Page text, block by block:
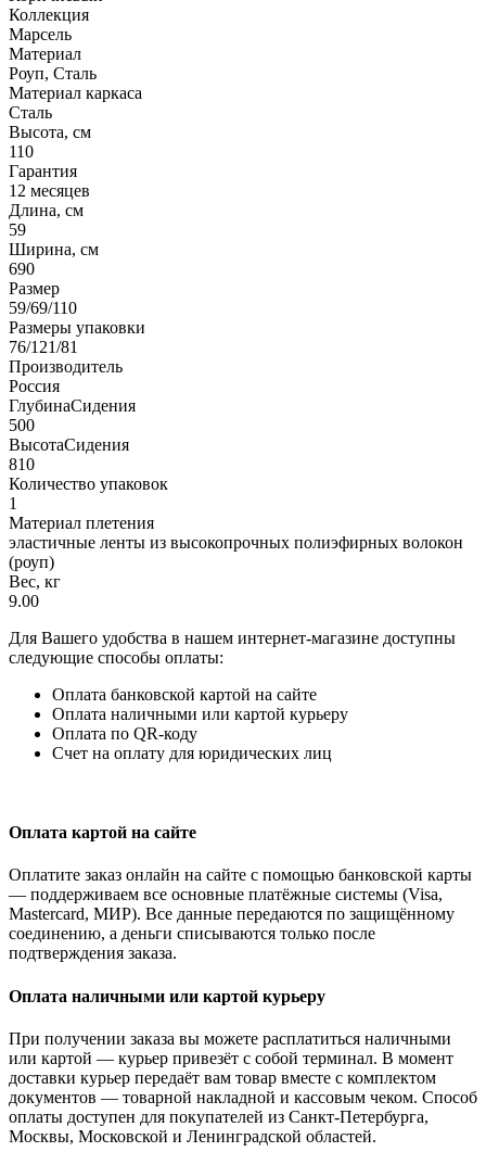
Коллекция
Марсель
Материал
Роуп, Сталь
Материал каркаса
Сталь
Высота, см
110
Гарантия
12 месяцев
Длина, см
59
Ширина, см
690
Размер
59/69/110
Размеры упаковки
76/121/81
Производитель
Россия
ГлубинаСидения
500
ВысотаСидения
810
Количество упаковок
1
Материал плетения
эластичные ленты из высокопрочных полиэфирных волокон
(роуп)
Вес, кг
9.00
Для Вашего удобства в нашем интернет-магазине доступны
следующие способы оплаты:
Оплата банковской картой на сайте
Оплата наличными или картой курьеру
Оплата по QR-коду
Счет на оплату для юридических лиц
Оплата картой на сайте
Оплатите заказ онлайн на сайте с помощью банковской карты
— поддерживаем все основные платёжные системы (Visa,
Mastercard, МИР). Все данные передаются по защищённому
соединению, а деньги списываются только после
подтверждения заказа.
Оплата наличными или картой курьеру
При получении заказа вы можете расплатиться наличными
или картой — курьер привезёт с собой терминал. В момент
доставки курьер передаёт вам товар вместе с комплектом
документов — товарной накладной и кассовым чеком. Способ
оплаты доступен для покупателей из Санкт-Петербурга,
Москвы, Московской и Ленинградской областей.